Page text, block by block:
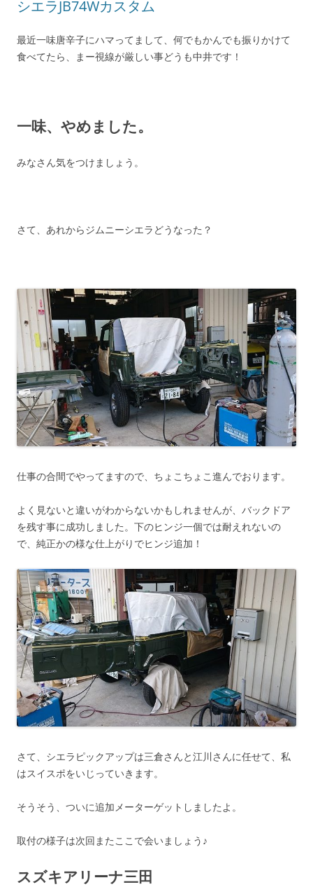
シエラJB74Wカスタム
最近一味唐辛子にハマってまして、何でもかんでも振りかけて
食べてたら、まー視線が厳しい事どうも中井です！
一味、やめました。
みなさん気をつけましょう。
さて、あれからジムニーシエラどうなった？
仕事の合間でやってますので、ちょこちょこ進んでおります。
よく見ないと違いがわからないかもしれませんが、バックドア
を残す事に成功しました。下のヒンジ一個では耐えれないの
で、純正かの様な仕上がりでヒンジ追加！
さて、シエラピックアップは三倉さんと江川さんに任せて、私
はスイスポをいじっていきます。
そうそう、ついに追加メーターゲットしましたよ。
取付の様子は次回またここで会いましょう♪
スズキアリーナ三田